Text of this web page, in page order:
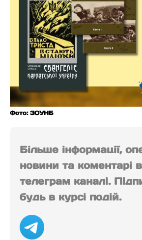
Фото: ЗОУНБ
Більше інформації,
новини та коментарі
телеграм каналі.
будь в курсі подій.